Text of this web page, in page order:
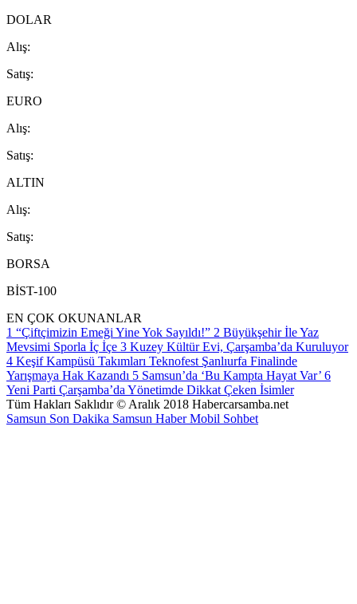
DOLAR
Alış:
Satış:
EURO
Alış:
Satış:
ALTIN
Alış:
Satış:
BORSA
BİST-100
EN ÇOK OKUNANLAR
1 “Çiftçimizin Emeği Yine Yok Sayıldı!” 2 Büyükşehir İle Yaz
Mevsimi Sporla İç İçe 3 Kuzey Kültür Evi, Çarşamba’da Kuruluyor
4 Keşif Kampüsü Takımları Teknofest Şanlıurfa Finalinde
Yarışmaya Hak Kazandı 5 Samsun’da ‘Bu Kampta Hayat Var’ 6
Yeni Parti Çarşamba’da Yönetimde Dikkat Çeken İsimler
Tüm Hakları Saklıdır © Aralık 2018 Habercarsamba.net
Samsun Son Dakika Samsun HaberMobil Sohbet